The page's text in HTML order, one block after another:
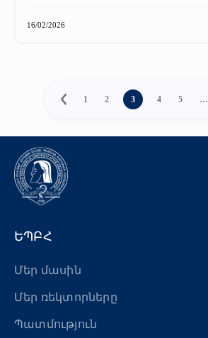
16/02/2026
1 2 3 4 5 …
ԵՊԲՀ
Մեր մասին
Մեր ռեկտորները
Պատմություն